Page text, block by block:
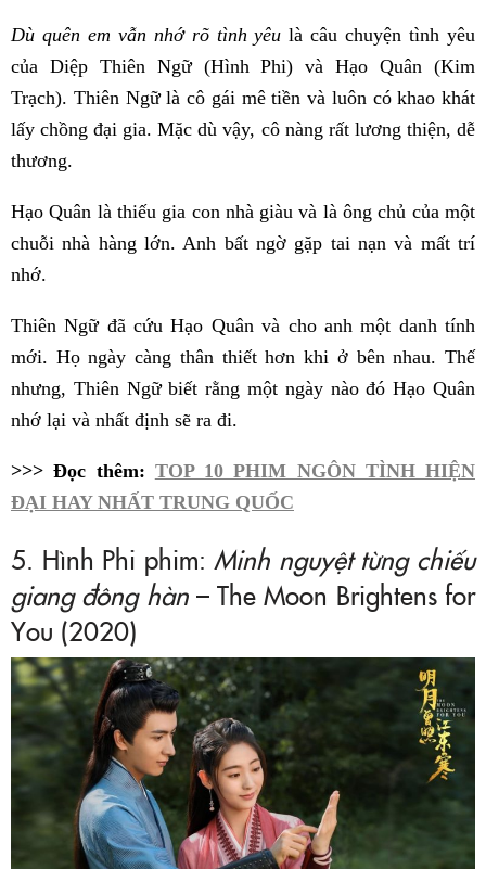
Dù quên em vẫn nhớ rõ tình yêu là câu chuyện tình yêu
của Diệp Thiên Ngữ (Hình Phi) và Hạo Quân (Kim
Trạch). Thiên Ngữ là cô gái mê tiền và luôn có khao khát
lấy chồng đại gia. Mặc dù vậy, cô nàng rất lương thiện, dễ
thương.
Hạo Quân là thiếu gia con nhà giàu và là ông chủ của một
chuỗi nhà hàng lớn. Anh bất ngờ gặp tai nạn và mất trí
nhớ.
Thiên Ngữ đã cứu Hạo Quân và cho anh một danh tính
mới. Họ ngày càng thân thiết hơn khi ở bên nhau. Thế
nhưng, Thiên Ngữ biết rằng một ngày nào đó Hạo Quân
nhớ lại và nhất định sẽ ra đi.
>>> Đọc thêm: TOP 10 PHIM NGÔN TÌNH HIỆN
ĐẠI HAY NHẤT TRUNG QUỐC
5. Hình Phi phim: Minh nguyệt từng chiếu
giang đông hàn– The Moon Brightens for
You (2020)